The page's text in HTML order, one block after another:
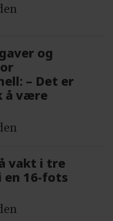
og
– Det er
å være
vakt i tre
en 16-fots